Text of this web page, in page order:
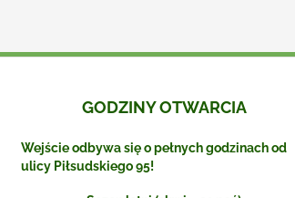
GODZINY OTWARCIA
Wejście odbywa się o pełnych godzinach od
ulicy Piłsudskiego 95!